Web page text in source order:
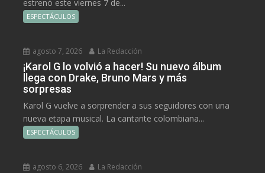
estrenó este viernes 7 de...
ESPECTÁCULOS
agosto 7, 2026 La Redacción
¡Karol G lo volvió a hacer! Su nuevo álbum
llega con Drake, Bruno Mars y más
sorpresas
Karol G vuelve a sorprender a sus seguidores con una
nueva etapa musical. La cantante colombiana...
ESPECTÁCULOS
agosto 6, 2026 La Redacción